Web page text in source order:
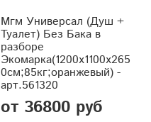
Мгм Универсал (Душ +
Туалет) Без Бака в
разборе
Экомарка(1200x1100x265
0см;85кг;оранжевый) -
арт.561320
от 36800 руб